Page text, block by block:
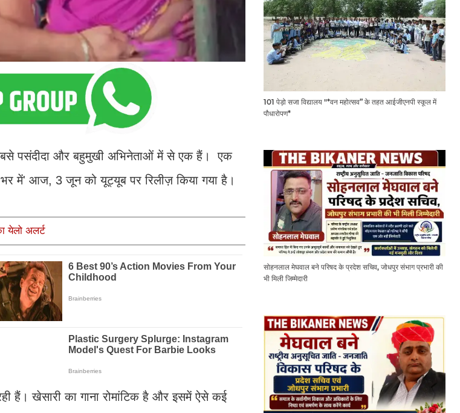
पसंदीदा और बहुमुखी अभिनेताओं में से एक हैं। एक
भर में' आज, 3 जून को यूट्यूब पर रिलीज़ किया गया है।
येलो अलर्ट
हैं। खेसारी का गाना रोमांटिक है और इसमें ऐसे कई
101 पेड़ो सजा विद्यालय "*वन महोत्सव” के तहत आईजीएनपी स्कूल में
पौधारोपण*
सोहनलाल मेघवाल बने परिषद के प्रदेश सचिव, जोधपुर संभाग प्रभारी की
भी मिली जिम्मेदारी